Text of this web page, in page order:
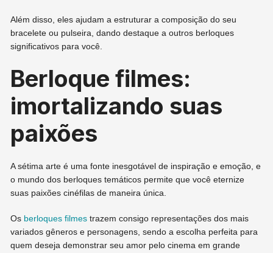
Além disso, eles ajudam a estruturar a composição do seu
bracelete ou pulseira, dando destaque a outros berloques
significativos para você.
Berloque filmes:
imortalizando suas
paixões
A sétima arte é uma fonte inesgotável de inspiração e emoção, e
o mundo dos berloques temáticos permite que você eternize
suas paixões cinéfilas de maneira única.
Os berloques filmes trazem consigo representações dos mais
variados gêneros e personagens, sendo a escolha perfeita para
quem deseja demonstrar seu amor pelo cinema em grande